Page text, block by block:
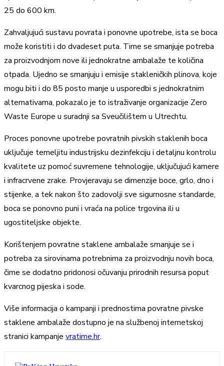
25 do 600 km.
Zahvaljujući sustavu povrata i ponovne upotrebe, ista se boca
može koristiti i do dvadeset puta. Time se smanjuje potreba
za proizvodnjom nove ili jednokratne ambalaže te količina
otpada. Ujedno se smanjuju i emisije stakleničkih plinova, koje
mogu biti i do 85 posto manje u usporedbi s jednokratnim
alternativama, pokazalo je to istraživanje organizacije Zero
Waste Europe u suradnji sa Sveučilištem u Utrechtu.
Proces ponovne upotrebe povratnih pivskih staklenih boca
uključuje temeljitu industrijsku dezinfekciju i detaljnu kontrolu
kvalitete uz pomoć suvremene tehnologije, uključujući kamere
i infracrvene zrake. Provjeravaju se dimenzije boce, grlo, dno i
stijenke, a tek nakon što zadovolji sve sigurnosne standarde,
boca se ponovno puni i vraća na police trgovina ili u
ugostiteljske objekte.
Korištenjem povratne staklene ambalaže smanjuje se i
potreba za sirovinama potrebnima za proizvodnju novih boca,
čime se dodatno pridonosi očuvanju prirodnih resursa poput
kvarcnog pijeska i sode.
Više informacija o kampanji i prednostima povratne pivske
staklene ambalaže dostupno je na službenoj internetskoj
stranici kampanje vratime.hr.